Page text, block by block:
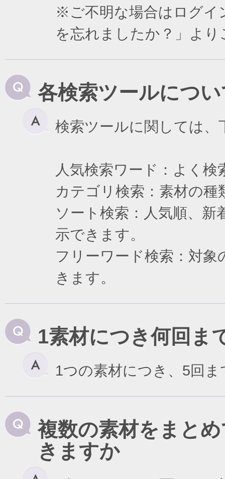
※ご不明な場合はログイ
を忘れましたか？」よ
各検索ツールにつ
検索ツールに関しては
人気検索ワード：よく
カテゴリ検索：素材の
ソート検索：人気順、
示できます。
フリーワード検索：対
きます。
1素材につき何回ま
1つの素材につき、5回
複数の素材をまと
きますか